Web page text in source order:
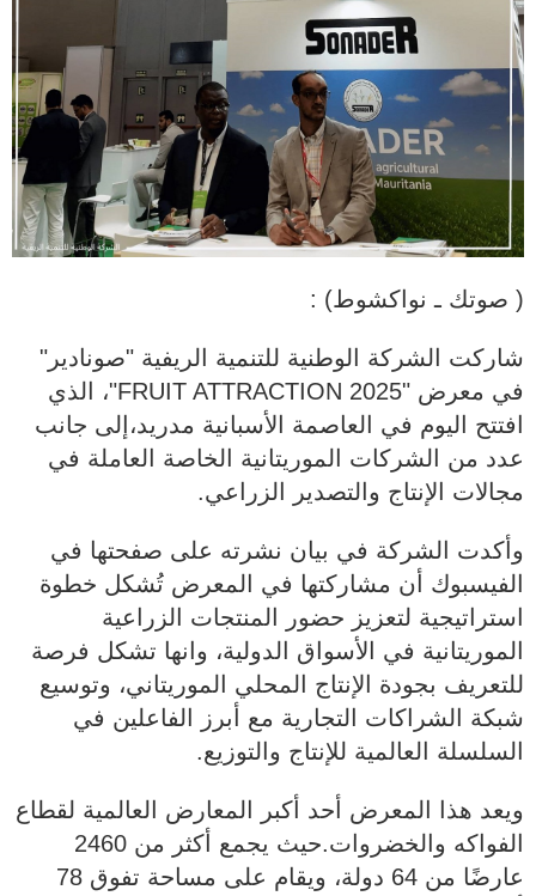
( صوتك ـ نواكشوط) :
شاركت الشركة الوطنية للتنمية الريفية "صونادير"
في معرض "FRUIT ATTRACTION 2025"، الذي
افتتح اليوم في العاصمة الأسبانية مدريد،إلى جانب
عدد من الشركات الموريتانية الخاصة العاملة في
مجالات الإنتاج والتصدير الزراعي.
وأكدت الشركة في بيان نشرته على صفحتها في
الفيسبوك أن مشاركتها في المعرض تُشكل خطوة
استراتيجية لتعزيز حضور المنتجات الزراعية
الموريتانية في الأسواق الدولية، وانها تشكل فرصة
للتعريف بجودة الإنتاج المحلي الموريتاني، وتوسيع
شبكة الشراكات التجارية مع أبرز الفاعلين في
السلسلة العالمية للإنتاج والتوزيع.
ويعد هذا المعرض أحد أكبر المعارض العالمية لقطاع
الفواكه والخضروات.حيث يجمع أكثر من 2460
عارضًا من 64 دولة، ويقام على مساحة تفوق 78